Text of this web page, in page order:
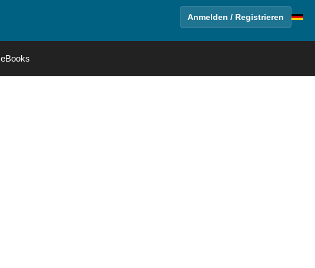
Anmelden / Registrieren
eBooks